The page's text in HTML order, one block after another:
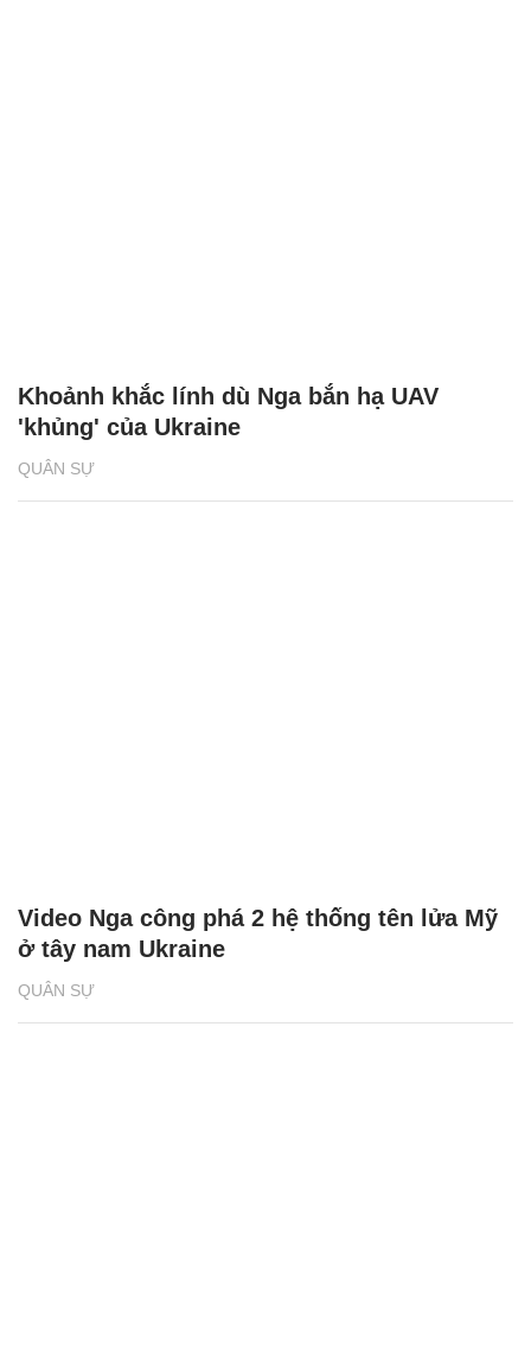
QUÂN SỰ
Khoảnh khắc lính dù Nga bắn hạ UAV
'khủng' của Ukraine
QUÂN SỰ
Video Nga công phá 2 hệ thống tên lửa Mỹ
ở tây nam Ukraine